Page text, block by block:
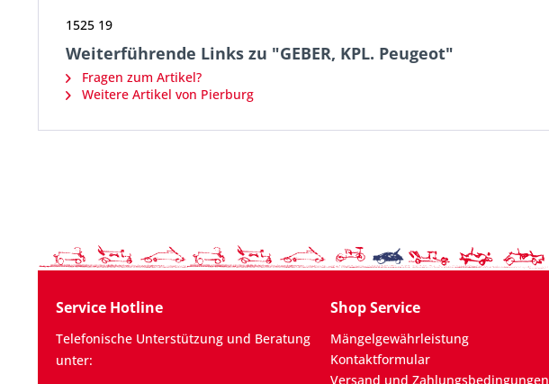
1525 19
Weiterführende Links zu "GEBER, KPL. Peugeot"
Fragen zum Artikel?
Weitere Artikel von Pierburg
Service Hotline
Telefonische Unterstützung und Beratung
unter:
Shop Service
Mängelgewährleistung
Kontaktformular
Versand und Zahlungsbedingungen